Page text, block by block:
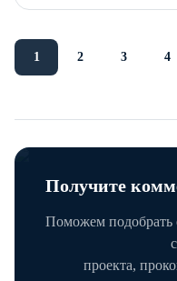
1 2 3 4
Получите
Поможем подобрать
проекта,